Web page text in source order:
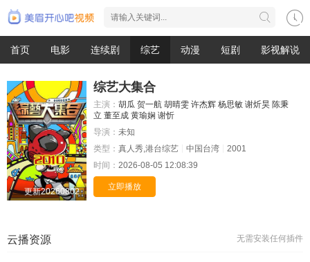
首页 电影 连续剧 综艺 动漫 短剧 影视解说
更新20260802
综艺大集合
主演： 胡瓜 贺一航 胡晴雯 许杰辉 杨思敏 谢炘昊 陈秉
立 董至成 黄瑜娴 谢忻
导演： 未知
类型： 真人秀,港台综艺 中国台湾
2001
时间： 2026-08-05 12:08:39
立即播放
无需安装任何插件
云播资源